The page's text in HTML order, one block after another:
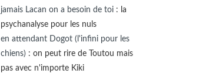
jamais Lacan on a besoin de toi : la
psychanalyse pour les nuls
en attendant Dogot (l'infini pour les
chiens) : on peut rire de Toutou mais
pas avec n'importe Kiki